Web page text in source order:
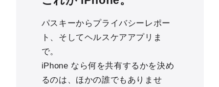
パスキーからプライバシーレポー
ト、そしてヘルスケアアプリま
で。
iPhone なら何を共有するかを決め
るのは、ほかの誰でもありませ